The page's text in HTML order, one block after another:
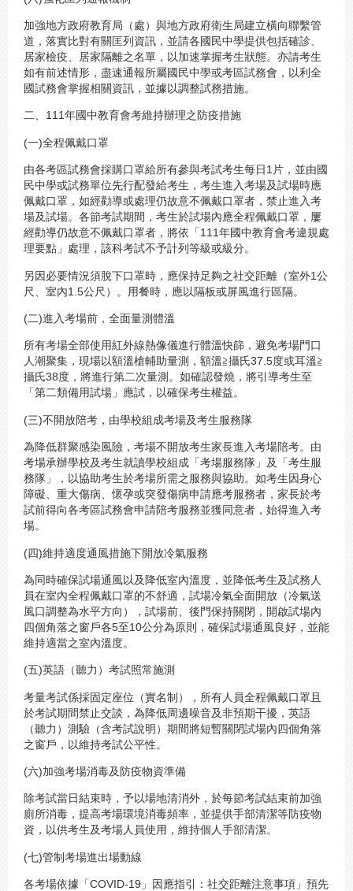
加強地方政府教育局（處）與地方政府衛生局建立橫向聯繫管
道，落實比對有關匡列資訊，並請各國民中學提供包括確診、
居家檢疫、居家隔離之名單，以加速掌握考生狀態。亦請考生
如有前述情形，盡速通報所屬國民中學或考區試務會，以利全
國試務會掌握相關資訊，並據以調整試務措施。
二、111年國中教育會考維持辦理之防疫措施
(一)全程佩戴口罩
由各考區試務會採購口罩給所有參與考試考生每日1片，並由國
民中學或試務單位先行配發給考生，考生進入考場及試場時應
佩戴口罩，如經勸導或處理仍故意不佩戴口罩者，禁止進入考
場及試場。各節考試期間，考生於試場內應全程佩戴口罩，屢
經勸導仍故意不佩戴口罩者，將依「111年國中教育會考違規處
理要點」處理，該科考試不予計列等級或級分。
另因必要情況須脫下口罩時，應保持足夠之社交距離（室外1公
尺、室內1.5公尺）。用餐時，應以隔板或屏風進行區隔。
(二)進入考場前，全面量測體溫
所有考場全部使用紅外線熱像儀進行體溫快篩，避免考場門口
人潮聚集，現場以額溫槍輔助量測，額溫≧攝氏37.5度或耳溫≧
攝氏38度，將進行第二次量測。如確認發燒，將引導考生至
「第二類備用試場」應試，以確保考生權益。
(三)不開放陪考，由學校組成考場及考生服務隊
為降低群聚感染風險，考場不開放考生家長進入考場陪考。由
考場承辦學校及考生就讀學校組成「考場服務隊」及「考生服
務隊」，以協助考生於考場所需之服務與協助。如考生因身心
障礙、重大傷病、懷孕或突發傷病申請應考服務者，家長於考
試前得向各考區試務會申請陪考服務並獲同意者，始得進入考
場。
(四)維持適度通風措施下開放冷氣服務
為同時確保試場通風以及降低室內溫度，並降低考生及試務人
員在室內全程佩戴口罩的不舒適，試場冷氣全面開放（冷氣送
風口調整為水平方向），試場前、後門保持關閉，開啟試場內
四個角落之窗戶各5至10公分為原則，確保試場通風良好，並能
維持適當之室內溫度。
(五)英語（聽力）考試照常施測
考量考試係採固定座位（實名制），所有人員全程佩戴口罩且
於考試期間禁止交談，為降低周邊噪音及非預期干擾，英語
（聽力）測驗（含考試說明）期間將短暫關閉試場內四個角落
之窗戶，以維持考試公平性。
(六)加強考場消毒及防疫物資準備
除考試當日結束時，予以場地清消外，於每節考試結束前加強
廁所消毒，提高考場環境消毒頻率，並提供手部清潔等防疫物
資，以供考生及考場人員使用，維持個人手部清潔。
(七)管制考場進出場動線
各考場依據「COVID-19」因應指引：社交距離注意事項」預先